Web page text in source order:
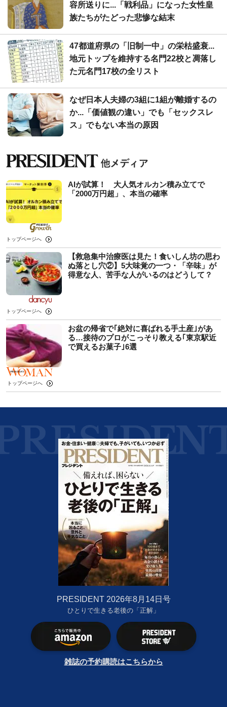
容所送りに...「戦利品」になった女性皇
族たちがたどった悲惨な結末
47都道府県の「旧制一中」の栄枯盛衰...
地元トップを維持する名門22校と凋落し
た元名門17校の全リスト
なぜ日本人夫婦の3組に1組が離婚するの
か...「価値観の違い」でも「セックスレ
ス」でもない本当の原因
AIが試算！ 大人気オルカン積み立てで
「2000万円超」、本当の確率
トップページへ
【救急集中治療医は見た！食いしん坊の思わ
ぬ落とし穴②】5大味覚の一つ・「辛味」が
得意な人、苦手な人がいるのはどうして？
トップページへ
お盆の帰省で｢絶対に喜ばれる手土産｣があ
る…接待のプロがこっそり教える｢東京駅近
で買えるお菓子｣6選
トップページへ
PRESIDENT 2026年8月14日号
ひとりで生きる老後の「正解」
雑誌の予約購読はこちらから